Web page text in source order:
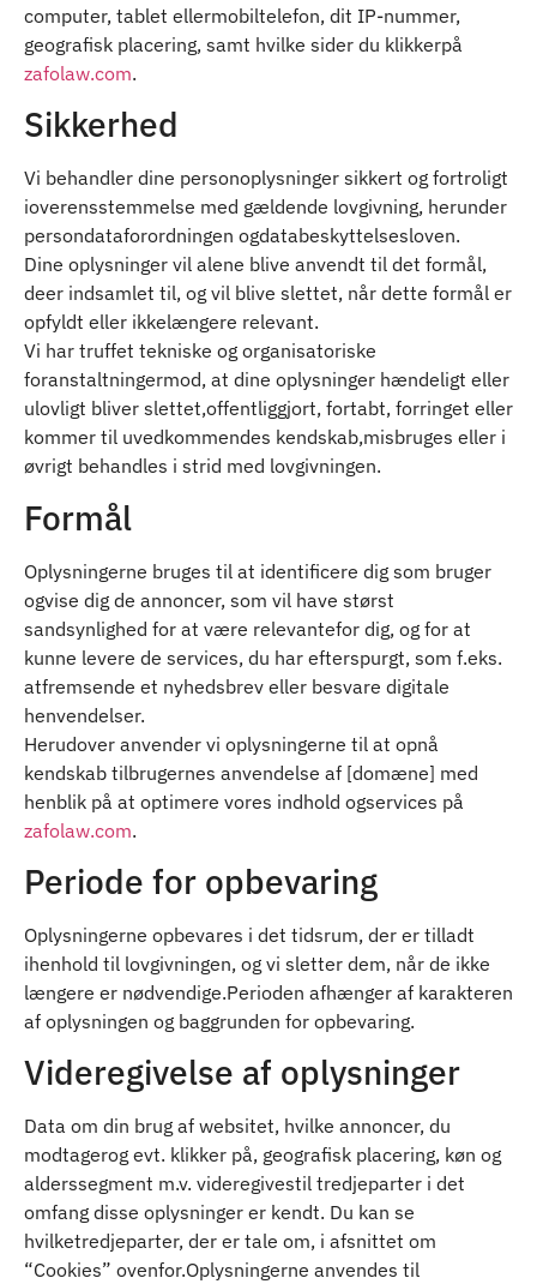
computer, tablet ellermobiltelefon, dit IP-nummer,
geografisk placering, samt hvilke sider du klikkerpå
zafolaw.com.
Sikkerhed
Vi behandler dine personoplysninger sikkert og fortroligt
ioverensstemmelse med gældende lovgivning, herunder
persondataforordningen ogdatabeskyttelsesloven.
Dine oplysninger vil alene blive anvendt til det formål,
deer indsamlet til, og vil blive slettet, når dette formål er
opfyldt eller ikkelængere relevant.
Vi har truffet tekniske og organisatoriske
foranstaltningermod, at dine oplysninger hændeligt eller
ulovligt bliver slettet,offentliggjort, fortabt, forringet eller
kommer til uvedkommendes kendskab,misbruges eller i
øvrigt behandles i strid med lovgivningen.
Formål
Oplysningerne bruges til at identificere dig som bruger
ogvise dig de annoncer, som vil have størst
sandsynlighed for at være relevantefor dig, og for at
kunne levere de services, du har efterspurgt, som f.eks.
atfremsende et nyhedsbrev eller besvare digitale
henvendelser.
Herudover anvender vi oplysningerne til at opnå
kendskab tilbrugernes anvendelse af [domæne] med
henblik på at optimere vores indhold ogservices på
zafolaw.com.
Periode for opbevaring
Oplysningerne opbevares i det tidsrum, der er tilladt
ihenhold til lovgivningen, og vi sletter dem, når de ikke
længere er nødvendige.Perioden afhænger af karakteren
af oplysningen og baggrunden for opbevaring.
Videregivelse af oplysninger
Data om din brug af websitet, hvilke annoncer, du
modtagerog evt. klikker på, geografisk placering, køn og
alderssegment m.v. videregivestil tredjeparter i det
omfang disse oplysninger er kendt. Du kan se
hvilketredjeparter, der er tale om, i afsnittet om
“Cookies” ovenfor.Oplysningerne anvendes til